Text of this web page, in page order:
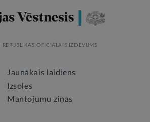
REPUBLIKAS OFICIĀLAIS IZDEVUMS
Jaunākais laidiens
Izsoles
Mantojumu ziņas